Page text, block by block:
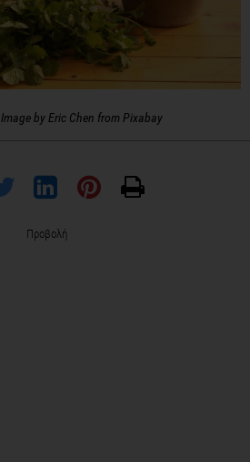
by Eric Chen from Pixabay
Προβολή